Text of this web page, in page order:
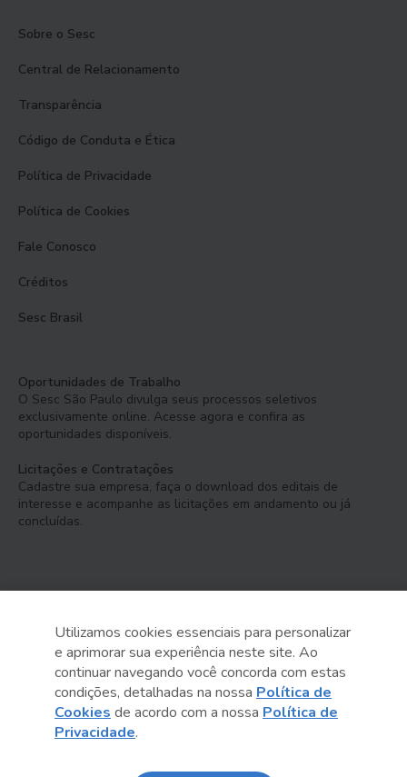
Sobre o Sesc
Central de Relacionamento
Transparência
Código de Conduta e Ética
Política de Privacidade
Política de Cookies
Fale Conosco
Créditos
Sesc Brasil
Oportunidades de Trabalho
O Sesc São Paulo divulga seus processos seletivos
exclusivamente online. Acesse agora e confira as
oportunidades disponíveis.
Licitações e Contratações
Cadastre sua empresa, faça o download dos editais de
interesse e acompanhe as licitações em andamento ou já
concluídas.
Serviço Social do Comércio
Administração Regional no Estado de São Paulo
Sesc São Paulo por aí:
Utilizamos cookies essenciais para personalizar
e aprimorar sua experiência neste site. Ao
continuar navegando você concorda com estas
condições, detalhadas na nossa Política de
Cookies de acordo com a nossa Política de
Privacidade.